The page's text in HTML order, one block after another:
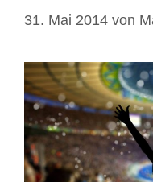
31. Mai 2014 von